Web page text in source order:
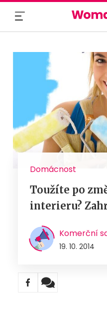
Domácnost
Toužíte po
interieru?
Komerční
19. 10. 2014